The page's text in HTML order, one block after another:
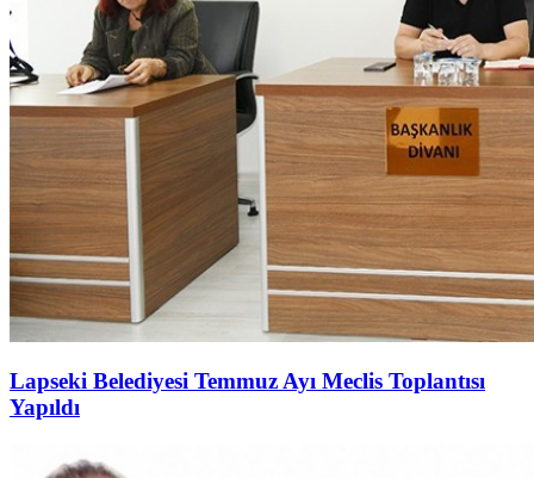
Lapseki Belediyesi Temmuz Ayı Meclis Toplantısı
Yapıldı